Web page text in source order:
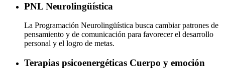
PNL Neurolingüística
La Programación Neurolingüística busca cambiar patrones de
pensamiento y de comunicación para favorecer el desarrollo
personal y el logro de metas.
Terapias psicoenergéticas Cuerpo y emoción